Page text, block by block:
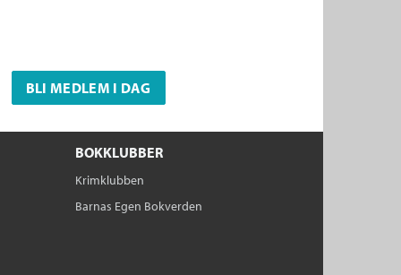
BLI MEDLEM I DAG
BOKKLUBBER
Krimklubben
Barnas Egen Bokverden